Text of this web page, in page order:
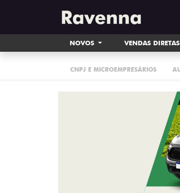
NOVOS VENDAS DIRETAS
CNPJ E MICROEMPRESÁRIOS